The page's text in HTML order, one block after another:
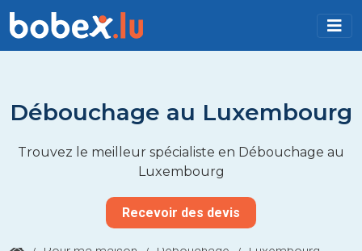
Débouchage au Luxembourg
Trouvez le meilleur spécialiste en Débouchage au
Luxembourg
Recevoir des devis